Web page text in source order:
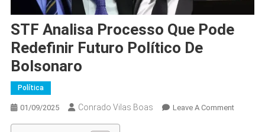
STF Analisa Processo Que Pode
Redefinir Futuro Político De
Bolsonaro
Política
01/09/2025 Conrado Vilas Boas Leave A CommentOn